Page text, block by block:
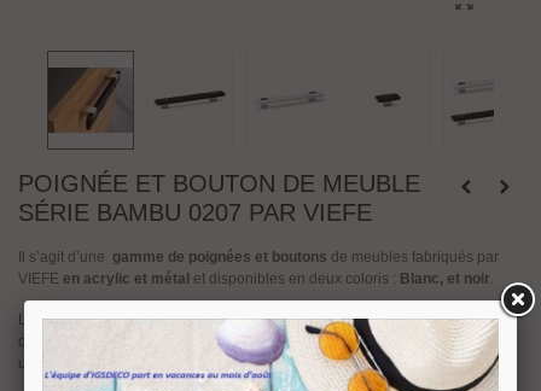
POIGNÉE ET BOUTON DE MEUBLE
SÉRIE BAMBU 0207 PAR VIEFE
Il s’agit d’une gamme de poignées et boutons de meubles fabriqués par
VIEFE en acrylic et métal et disponibles en deux coloris : Blanc, et noir.
Leur design avancé et leurs finitions transforme cette collection en une
charmante et audacieuse option pour décorer divers types de meubles avec
un design d’avant-garde.